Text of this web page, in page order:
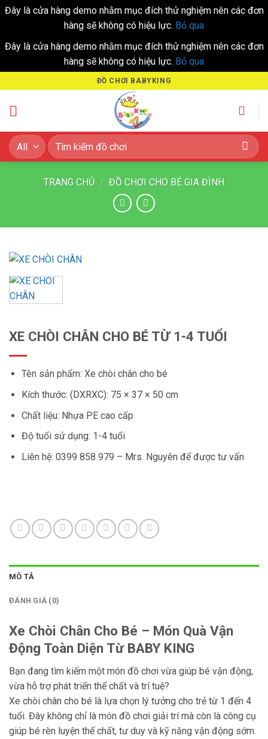
Đây là cửa hàng demo nhằm mục đích thử nghiệm nên các đơn
hàng sẽ không có hiệu lực. Bỏ qua
Đây là cửa hàng demo nhằm mục đích thử nghiệm nên các đơn
hàng sẽ không có hiệu lực. Bỏ qua
to
content
ĐỒ CHƠI BABYKING
Tìm
kiếm:
TRANG CHỦ / ĐỒ CHƠI CHO BÉ GIA ĐÌNH
XE CHÒI CHÂN CHO BÉ TỪ 1-4 TUỔI
Tên sản phẩm: Xe chòi chân cho bé
Kích thước: (DXRXC): 75 × 37 × 50 cm
Chất liệu: Nhựa PE cao cấp
Độ tuổi sử dụng: 1-4 tuổi
Liên hệ: 0399 858 979 – Mrs. Nguyên để được tư vấn
MÔ TẢ
ĐÁNH GIÁ (0)
Xe Chòi Chân Cho Bé – Món Quà Vận
Động Toàn Diện Từ BABY KING
Bạn đang tìm kiếm một món đồ chơi vừa giúp bé vận động,
vừa hỗ trợ phát triển thể chất và trí tuệ?
Xe chòi chân cho bé là lựa chọn lý tưởng cho trẻ từ 1 đến 4
tuổi. Đây không chỉ là món đồ chơi giải trí mà còn là công cụ
giúp bé rèn luyện thể chất, tư duy và kỹ năng vận động sớm.